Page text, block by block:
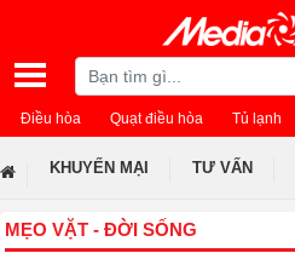
Điều hòa Quạt điều hòa Tủ lạnh
KHUYẾN MẠI TƯ VẤN
MẸO VẶT - ĐỜI SỐNG